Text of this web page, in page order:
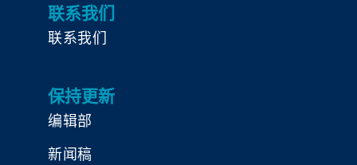
联系我们
联系我们
保持更新
编辑部
新闻稿